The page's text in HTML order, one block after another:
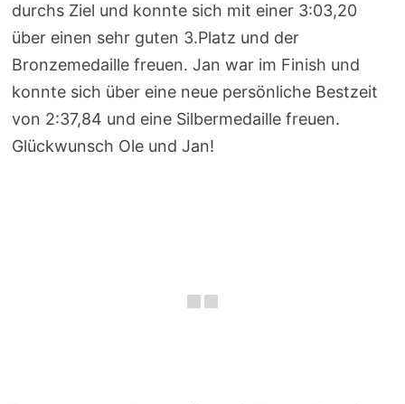
durchs Ziel und konnte sich mit einer 3:03,20
über einen sehr guten 3.Platz und der
Bronzemedaille freuen. Jan war im Finish und
konnte sich über eine neue persönliche Bestzeit
von 2:37,84 und eine Silbermedaille freuen.
Glückwunsch Ole und Jan!